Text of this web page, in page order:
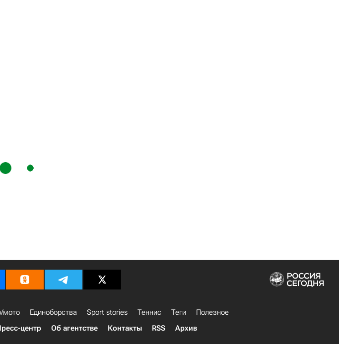
мото Единоборства Sport stories Теннис Теги
Полезное
центр Об агентстве Контакты RSS Архив